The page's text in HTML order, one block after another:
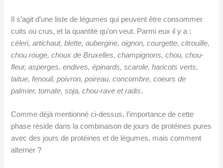
Il s’agit d’une liste de légumes qui peuvent être consommer
cuits ou crus, et la quantité qu’on veut. Parmi eux il y a :
céleri, artichaut, blette, aubergine, oignon, courgette, citrouille,
chou rouge, choux de Bruxelles, champignons, chou, chou-
fleur, asperges, endives, épinards, scarole, haricots verts,
laitue, fenouil, poivron, poireau, concombre, coeurs de
palmier, tomate, soja, chou-rave et radis.
Comme déjà mentionné ci-dessus, l’importance de cette
phase réside dans la combinaison de jours de protéines pures
avec des jours de protéines et de légumes, mais comment
alterner ?